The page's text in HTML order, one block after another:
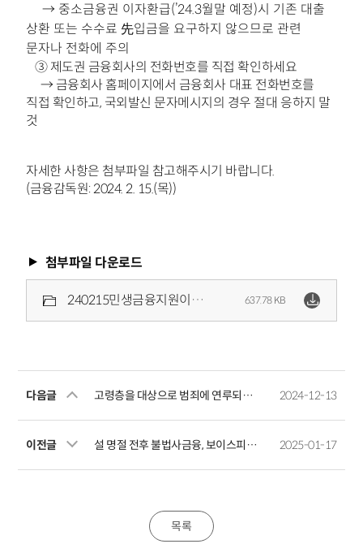
→ 중소금융권 이자환급(’24.3월말 예정)시 기존 대출
상환 또는 수수료 先입금을 요구하지 않으므로 관련
문자나 전화에 주의
③ 제도권 금융회사의 전화번호를 직접 확인하세요
→ 금융회사 홈페이지에서 금융회사 대표 전화번호를
직접 확인하고, 국외발신 문자메시지의 경우 절대 응하지 말
것
자세한 사항은 첨부파일 참고해주시기 바랍니다.
(금융감독원: 2024. 2. 15.(목))
첨부파일 다운로드
240215민생금융지원이자환급대환대출을미끼로한보이스피싱소비자경보발령.pdf 637.78 KB
다음글 고령층을 대상으로 범죄에 연루되었다며 거액 주택담보대출을 유도하는 보이스피싱에 주의하세요 2024-12-13
이전글 설 명절 전후 불법사금융, 보이스피싱 등 민생침해 금융범죄 피해에 주의하세요 2025-01-17
목록